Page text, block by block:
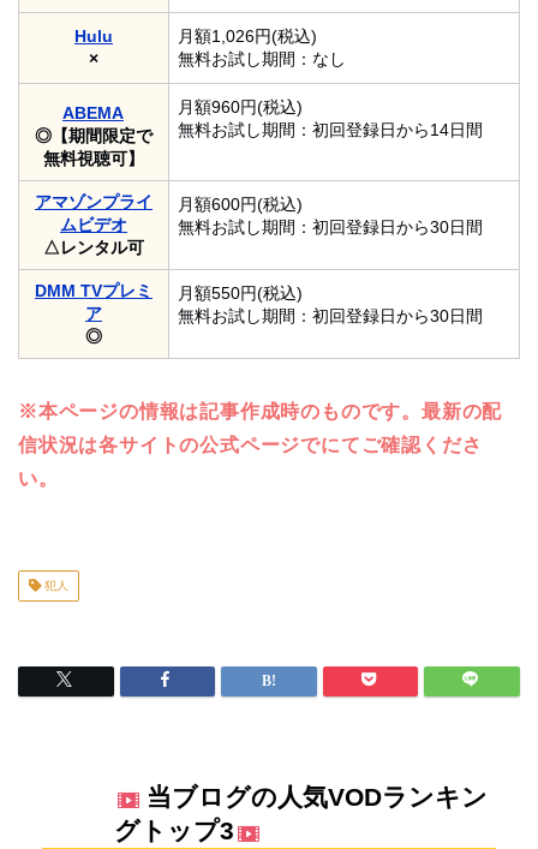
Hulu
×
月額1,026円(税込)
無料お試し期間：なし
ABEMA
◎【期間限定で
無料視聴可】
月額960円(税込)
無料お試し期間：初回登録日から14日間
アマゾンプライ
ムビデオ
△レンタル可
月額600円(税込)
無料お試し期間：初回登録日から30日間
DMM TVプレミ
ア
◎
月額550円(税込)
無料お試し期間：初回登録日から30日間
※本ページの情報は記事作成時のものです。最新の配
信状況は各サイトの公式ページでにてご確認くださ
い。
犯人
当ブログの人気VODランキン
グトップ3